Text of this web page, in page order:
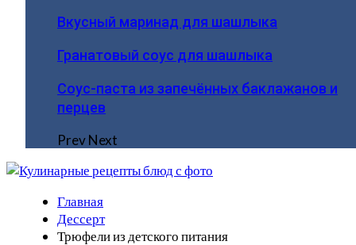
Вкусный маринад для шашлыка
Гранатовый соус для шашлыка
Соус-паста из запечённых баклажанов и
перцев
PrevNext
Главная
Дессерт
Трюфели из детского питания